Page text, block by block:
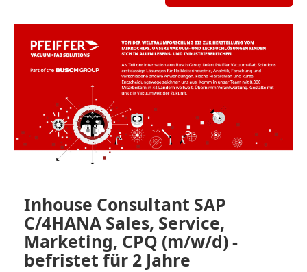
Inhouse Consultant SAP
C/4HANA Sales, Service,
Marketing, CPQ (m/w/d) -
befristet für 2 Jahre